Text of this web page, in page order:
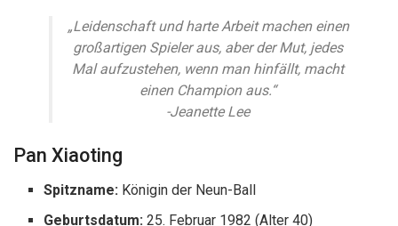
„Leidenschaft und harte Arbeit machen einen
großartigen Spieler aus, aber der Mut, jedes
Mal aufzustehen, wenn man hinfällt, macht
einen Champion aus.“
-Jeanette Lee
Pan Xiaoting
Spitzname: Königin der Neun-Ball
Geburtsdatum: 25. Februar 1982 (Alter 40)